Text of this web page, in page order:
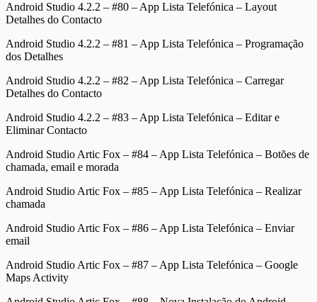
Android Studio 4.2.2 – #80 – App Lista Telefónica – Layout
Detalhes do Contacto
Android Studio 4.2.2 – #81 – App Lista Telefónica – Programação
dos Detalhes
Android Studio 4.2.2 – #82 – App Lista Telefónica – Carregar
Detalhes do Contacto
Android Studio 4.2.2 – #83 – App Lista Telefónica – Editar e
Eliminar Contacto
Android Studio Artic Fox – #84 – App Lista Telefónica – Botões de
chamada, email e morada
Android Studio Artic Fox – #85 – App Lista Telefónica – Realizar
chamada
Android Studio Artic Fox – #86 – App Lista Telefónica – Enviar
email
Android Studio Artic Fox – #87 – App Lista Telefónica – Google
Maps Activity